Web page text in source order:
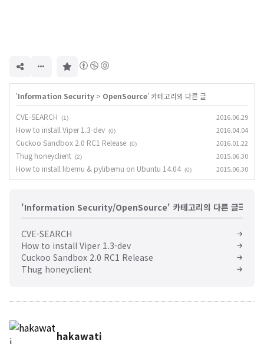
기
'Information Security > OpenSource' 카테고리의 다른 글
CVE-SEARCH (1) 2016.06.29
How to install Viper 1.3-dev (0) 2016.04.04
Cuckoo Sandbox 2.0 RC1 Release (0) 2016.01.22
Thug honeyclient (2) 2015.06.30
How to install libemu & pylibemu on Ubuntu 14.04 (0) 2015.06.30
'Information Security/OpenSource' 카테고리의 다른 글
CVE-SEARCH
How to install Viper 1.3-dev
Cuckoo Sandbox 2.0 RC1 Release
Thug honeyclient
hakawati